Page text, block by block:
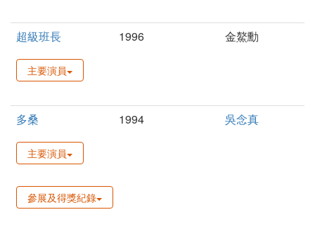
超級班長 1996 金鰲勳
主要演員
多桑 1994 吳念真
主要演員
參展及得獎紀錄